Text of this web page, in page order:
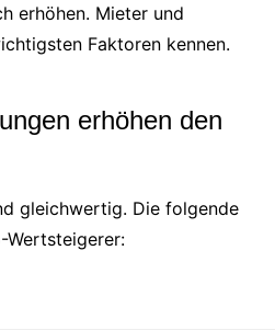
erhöhen. Mieter und
Faktoren kennen.
erhöhen den
gleichwertig. Die folgende
Wertsteigerer: